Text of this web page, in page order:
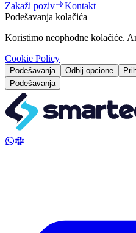
Zakaži poziv
Kontakt
Podešavanja kolačića
Koristimo neophodne kolačiće.
Cookie Policy
Podešavanja Odbij opcione
Podešavanja